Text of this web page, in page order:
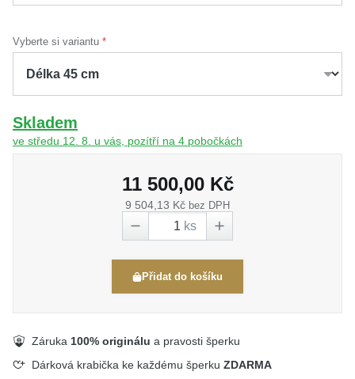
Vyberte si variantu
Skladem
ve středu 12. 8. u vás, pozítří na 4 pobočkách
11 500,00 Kč
9 504,13 Kč bez DPH
ks
Přidat do košíku
Záruka 100% originálu a pravosti šperku
Dárková krabička ke každému šperku ZDARMA